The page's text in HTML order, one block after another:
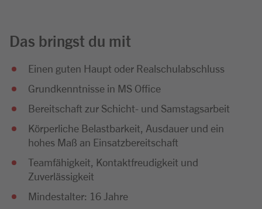
Das bringst du mit
Einen guten Haupt oder Realschulabschluss
Grundkenntnisse in MS Office
Bereitschaft zur Schicht- und Samstagsarbeit
Körperliche Belastbarkeit, Ausdauer und ein
hohes Maß an Einsatzbereitschaft
Teamfähigkeit, Kontaktfreudigkeit und
Zuverlässigkeit
Mindestalter: 16 Jahre